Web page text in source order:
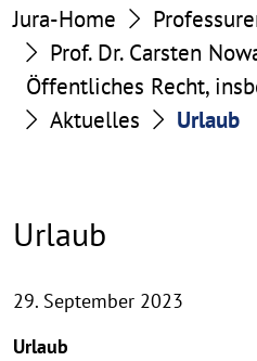
Jura-Home
Prof. Dr. Carsten
Öffentliches Recht,
Aktuelles
Urlaub
Urlaub
29. September 2023
Urlaub